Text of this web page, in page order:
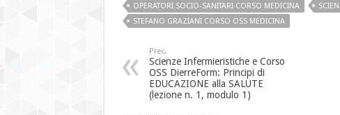
OPERATORI SOCIO-SANITARI CORSO MEDICINA
STEFANO GRAZIANI CORSO OSS MEDICINA
Prec.
Scienze Infermieristiche e Corso
OSS DierreForm: Principi di
EDUCAZIONE alla SALUTE
(lezione n. 1, modulo 1)